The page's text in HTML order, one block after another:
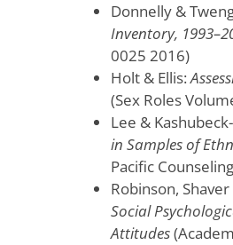
Donnelly &
Inventory,
0025 2016)
Holt & Ellis:
(Sex Roles
Lee &
in Samples of
Pacific
Robinson,
Social
Attitudes